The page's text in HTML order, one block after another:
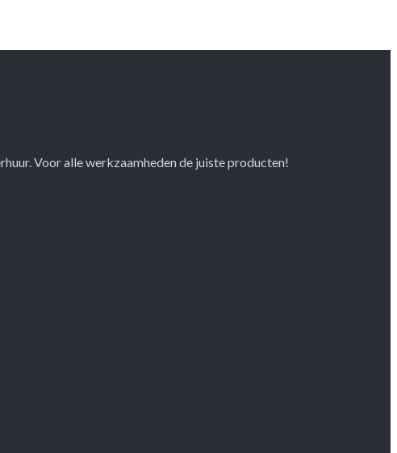
Voor alle werkzaamheden de juiste producten!